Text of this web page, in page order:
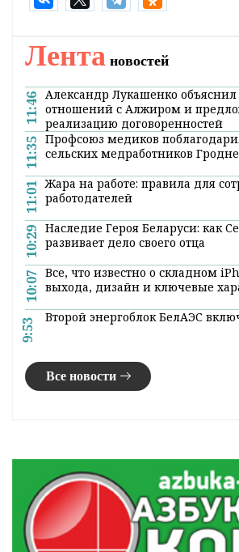
Лента новостей
11:46 Александр Лукашенко
отношений с Алжиром и
реализацию договоренностей
11:35 Профсоюз медиков
сельских медработников
11:01 Жара на работе: правила для
работодателей
10:29 Наследие Героя Беларуси: как
развивает дело своего отца
10:07 Все, что известно о складном
выхода, дизайн и ключевые
9:53
Второй энергоблок БелАЭС
Все новости